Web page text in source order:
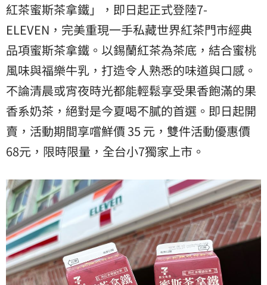
紅茶蜜斯茶拿鐵」，即日起正式登陸7-
ELEVEN，完美重現一手私藏世界紅茶門市經典
品項蜜斯茶拿鐵。以錫蘭紅茶為茶底，結合蜜桃
風味與福樂牛乳，打造令人熟悉的味道與口感。
不論清晨或宵夜時光都能輕鬆享受果香飽滿的果
香系奶茶，絕對是今夏喝不膩的首選。即日起開
賣，活動期間享嚐鮮價 35 元，雙件活動優惠價
68元，限時限量，全台小7獨家上市。